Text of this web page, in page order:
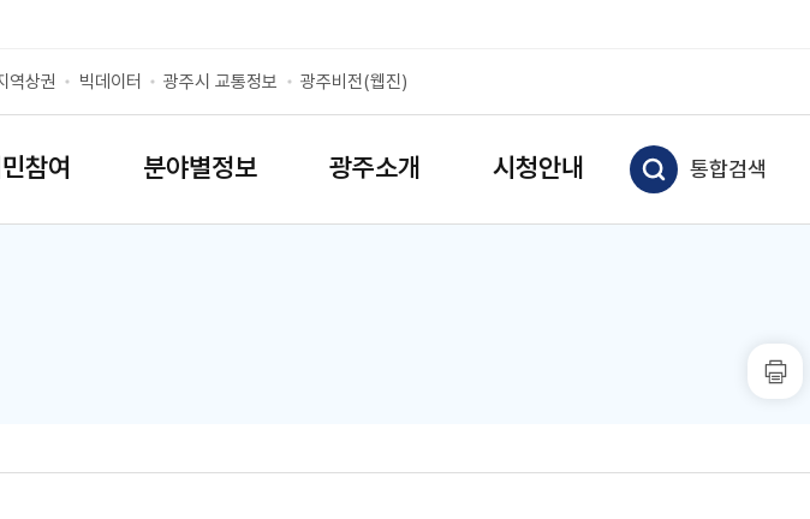
역상권 빅데이터 광주시 교통정보 광주비전(웹진)
참여 분야별정보 광주소개 시청안내 통합검색